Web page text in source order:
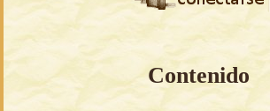
Contenido